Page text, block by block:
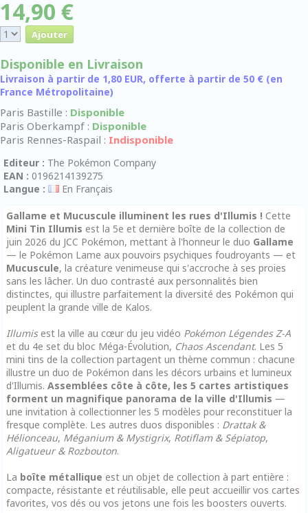
14,90 €
Disponible en Livraison
Livraison à partir de 1,80 EUR, offerte à partir de 50 € (en
France Métropolitaine)
Paris Bastille : Disponible
Paris Oberkampf : Disponible
Paris Rennes-Raspail : Indisponible
Editeur : The Pokémon Company
EAN : 0196214139275
Langue :
En Français
Gallame et Mucuscule illuminent les rues d'Illumis ! Cette
Mini Tin Illumis est la 5e et dernière boîte de la collection de
juin 2026 du JCC Pokémon, mettant à l'honneur le duo Gallame
— le Pokémon Lame aux pouvoirs psychiques foudroyants — et
Mucuscule, la créature venimeuse qui s'accroche à ses proies
sans les lâcher. Un duo contrasté aux personnalités bien
distinctes, qui illustre parfaitement la diversité des Pokémon qui
peuplent la grande ville de Kalos.
Illumisest la ville au cœur du jeu vidéo Pokémon Légendes Z-A
et du 4e set du bloc Méga-Évolution, Chaos Ascendant. Les 5
mini tins de la collection partagent un thème commun : chacune
illustre un duo de Pokémon dans les décors urbains et lumineux
d'Illumis. Assemblées côte à côte, les 5 cartes artistiques
forment un magnifique panorama de la ville d'Illumis —
une invitation à collectionner les 5 modèles pour reconstituer la
fresque complète. Les autres duos disponibles : Drattak &
Hélionceau, Méganium & Mystigrix, Rotiflam & Sépiatop,
Aligatueur & Rozbouton.
La boîte métallique est un objet de collection à part entière :
compacte, résistante et réutilisable, elle peut accueillir vos cartes
favorites, vos dés ou vos jetons une fois les boosters ouverts.